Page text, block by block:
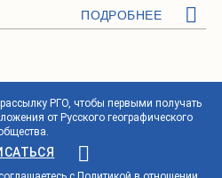
ПОДРОБНЕЕ
РГО, чтобы первыми получать
от Русского географического